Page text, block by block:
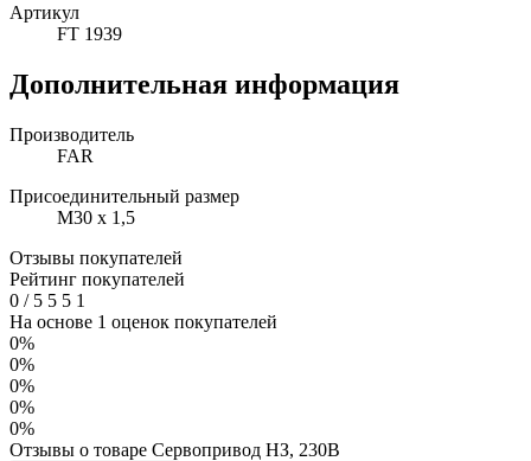
Артикул
FT 1939
Дополнительная информация
Производитель
FAR
Присоединительный размер
M30 х 1,5
Отзывы покупателей
Рейтинг покупателей
0 /5 5 5 1
На основе 1 оценок покупателей
0%
0%
0%
0%
0%
Отзывы о товаре Сервопривод НЗ, 230В